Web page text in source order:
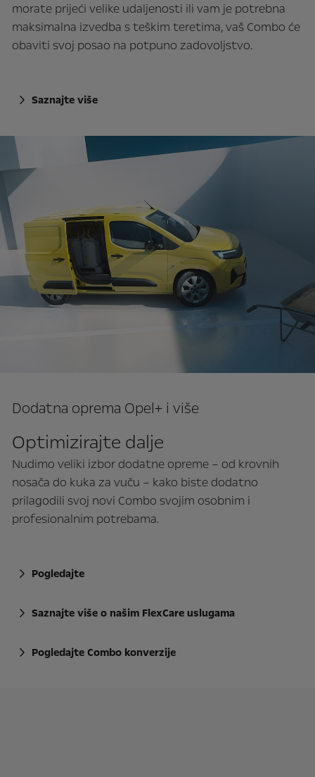
morate prijeći velike udaljenosti ili vam je potrebna
maksimalna izvedba s teškim teretima, vaš Combo će
obaviti svoj posao na potpuno zadovoljstvo.
Saznajte više
Dodatna oprema Opel+ i više
Optimizirajte dalje
Nudimo veliki izbor dodatne opreme – od krovnih
nosača do kuka za vuču – kako biste dodatno
prilagodili svoj novi Combo svojim osobnim i
profesionalnim potrebama.
Pogledajte
Saznajte više o našim FlexCare uslugama
Pogledajte Combo konverzije